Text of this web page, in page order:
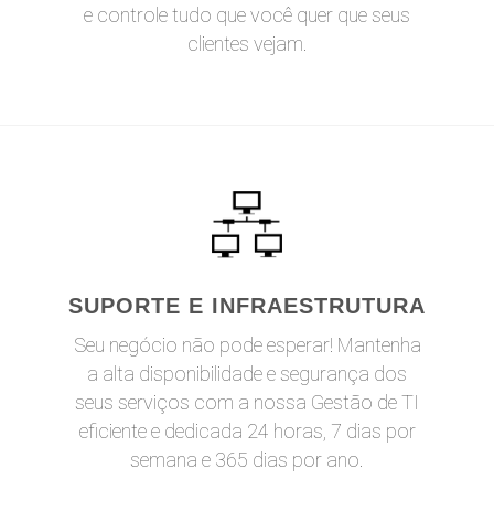
e controle tudo que você quer que seus
clientes vejam.
SUPORTE E INFRAESTRUTURA
Seu negócio não pode esperar! Mantenha
a alta disponibilidade e segurança dos
seus serviços com a nossa Gestão de TI
eficiente e dedicada 24 horas, 7 dias por
semana e 365 dias por ano.